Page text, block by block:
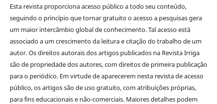
Esta revista proporciona acesso público a todo seu conteúdo,
seguindo o princípio que tornar gratuito o acesso a pesquisas gera
um maior intercâmbio global de conhecimento. Tal acesso está
associado a um crescimento da leitura e citação do trabalho de um
autor. Os direitos autorais dos artigos publicados na Revista Irriga
são de propriedade dos autores, com direitos de primeira publicação
para o periódico. Em virtude de aparecerem nesta revista de acesso
público, os artigos são de uso gratuito, com atribuições próprias,
para fins educacionais e não-comerciais. Maiores detalhes podem